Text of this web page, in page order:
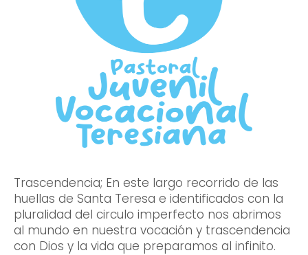
Trascendencia; En este largo recorrido de las
huellas de Santa Teresa e identificados con la
pluralidad del circulo imperfecto nos abrimos
al mundo en nuestra vocación y trascendencia
con Dios y la vida que preparamos al infinito.